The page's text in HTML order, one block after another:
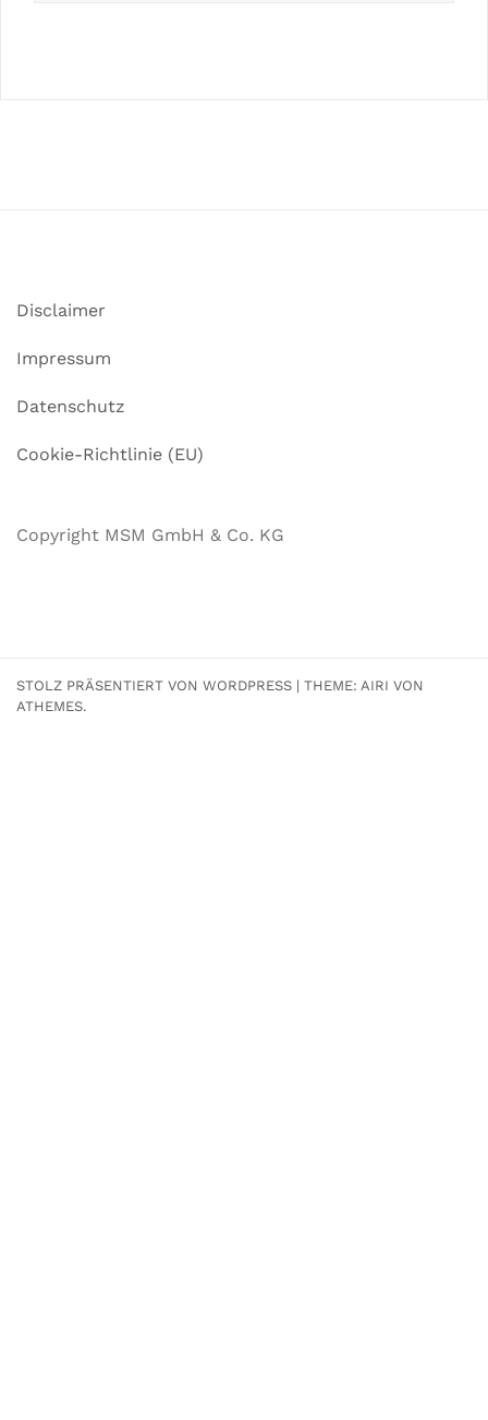
Disclaimer
Impressum
Datenschutz
Cookie-Richtlinie (EU)
Copyright MSM GmbH & Co. KG
STOLZ PRÄSENTIERT VON WORDPRESS | THEME: AIRI VON
ATHEMES.